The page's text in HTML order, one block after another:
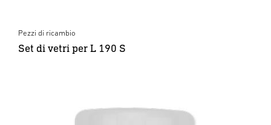
Pezzi di ricambio
Set di vetri per L 190 S